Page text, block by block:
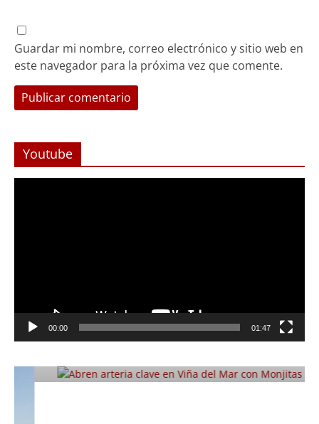
Guardar mi nombre, correo electrónico y sitio web en
este navegador para la próxima vez que comente.
Youtube
00:00 01:47
Abren arteria clave en Viña del Mar
con Monjitas